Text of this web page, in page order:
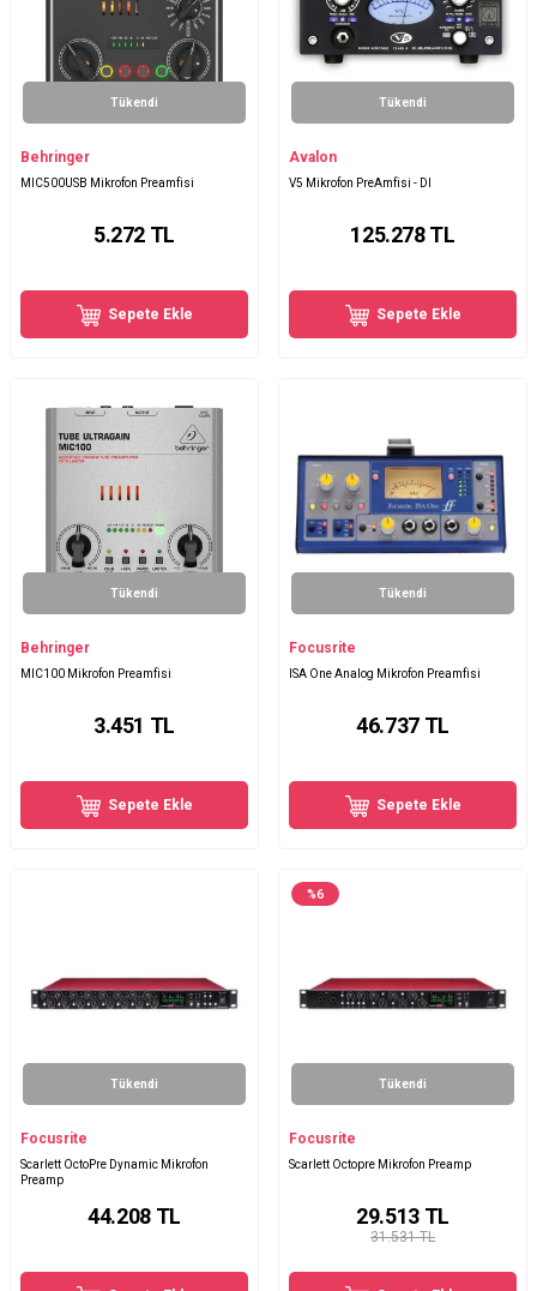
Tükendi
Behringer
MIC500USB Mikrofon Preamfisi
5.272 TL
Sepete Ekle
Tükendi
Avalon
V5 Mikrofon PreAmfisi - DI
125.278TL
Sepete Ekle
Tükendi
Behringer
MIC100 Mikrofon Preamfisi
3.451 TL
Sepete Ekle
Tükendi
Focusrite
ISA One Analog Mikrofon Preamfisi
46.737TL
Sepete Ekle
Tükendi
Focusrite
Scarlett OctoPre Dynamic Mikrofon
Preamp
44.208TL
%6
Tükendi
Focusrite
Scarlett Octopre Mikrofon Preamp
31.531 TL
29.513TL